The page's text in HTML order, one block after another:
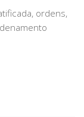
ordens,